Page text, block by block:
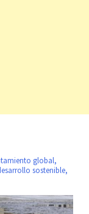
global,
sostenible,